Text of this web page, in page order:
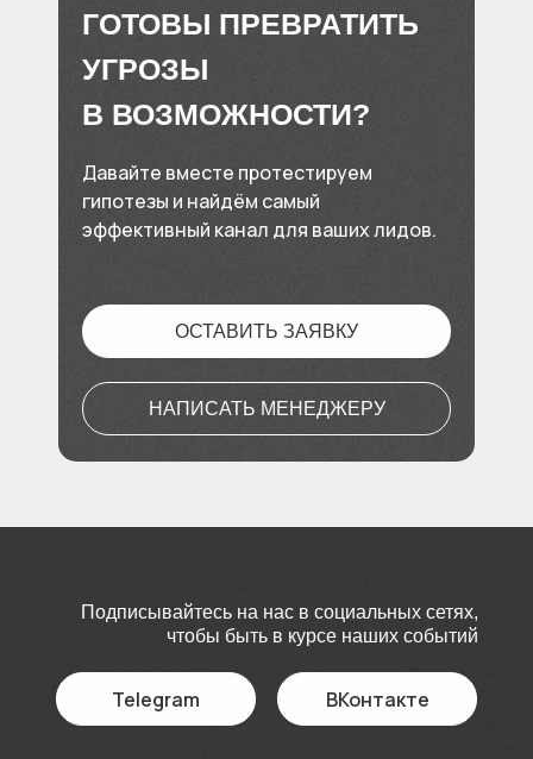
НАПИСАТЬ МЕНЕДЖЕРУ
ОСТАВИТЬ ЗАЯВКУ
Давайте вместе протестируем
гипотезы и найдём самый
эффективный канал для ваших лидов.
ГОТОВЫ ПРЕВРАТИТЬ
УГРОЗЫ
В ВОЗМОЖНОСТИ?
ВКонтакте
Подписывайтесь на нас в социальных сетях,
чтобы быть в курсе наших событий
Telegram